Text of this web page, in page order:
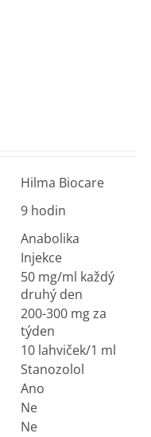
Hilma Biocare
9 hodin
Anabolika
Injekce
50 mg/ml každý
druhý den
200-300 mg za
týden
10 lahviček/1 ml
Stanozolol
Ano
Ne
Ne